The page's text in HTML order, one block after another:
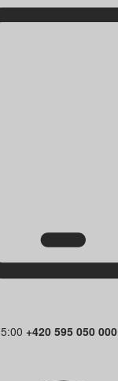
+420 595 050 000